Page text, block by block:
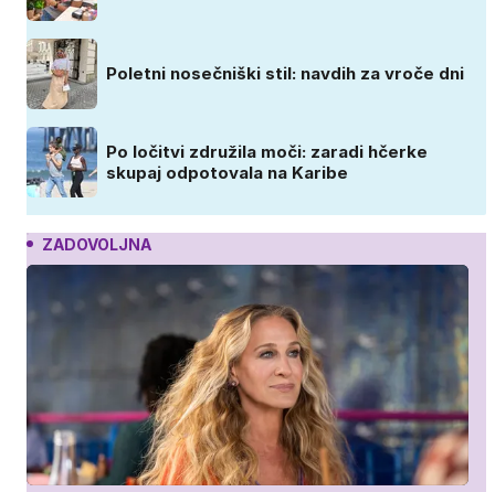
Poletni nosečniški stil: navdih za vroče dni
Po ločitvi združila moči: zaradi hčerke
skupaj odpotovala na Karibe
ZADOVOLJNA